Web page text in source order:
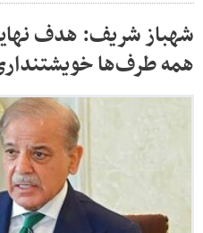
شهباز شریف: هدف
همه طرف‌ها